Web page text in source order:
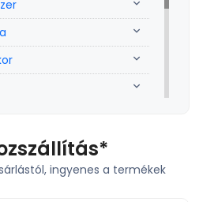
ingyenes a termékek